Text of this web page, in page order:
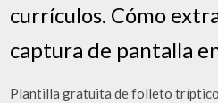
currículos. Cómo
captura de pantalla
Plantilla gratuita de folleto